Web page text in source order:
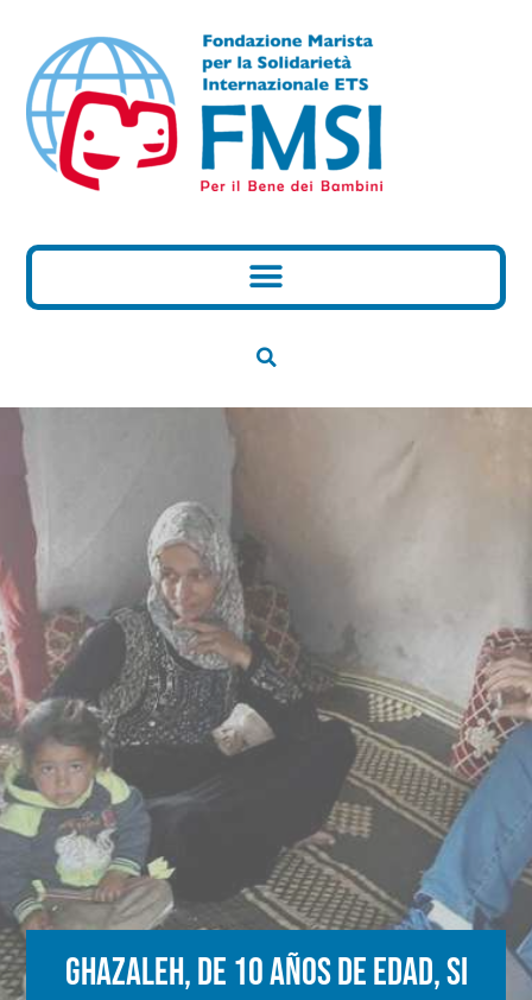
Ghazaleh, de 10 años de edad, si